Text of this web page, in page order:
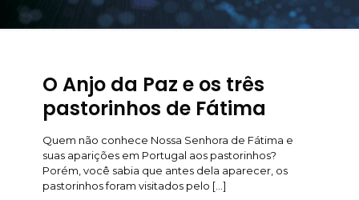
O Anjo da Paz e os três
pastorinhos de Fátima
Quem não conhece Nossa Senhora de Fátima e
suas aparições em Portugal aos pastorinhos?
Porém, você sabia que antes dela aparecer, os
pastorinhos foram visitados pelo […]